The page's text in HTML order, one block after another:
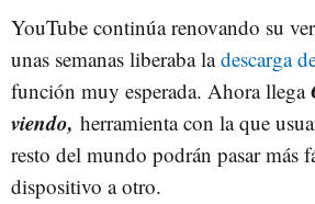
YouTube continúa renovando su
unas semanas liberaba ladescarga
función muy esperada. Ahora llega
viendo, herramienta con la que
resto del mundo podrán pasar más
dispositivo a otro.